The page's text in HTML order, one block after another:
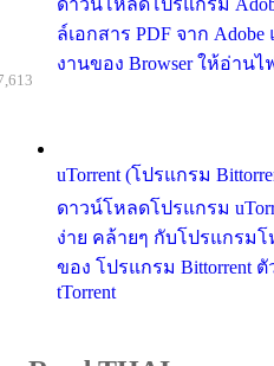
ดาวน์โหลดโปรแกรม
ล์เอกสาร PDF จาก
งานของ Browser ให้อ่านไ
uTorrent (โปรแกรม
ดาวน์โหลดโปรแกรม
ง่าย คล้ายๆ กับโปรแกรม
ของ โปรแกรม Bittorrent
tTorrent